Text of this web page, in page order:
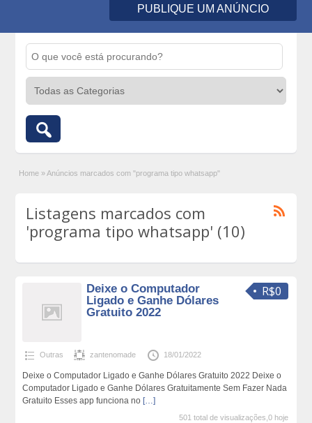
PUBLIQUE UM ANÚNCIO
Home » Anúncios marcados com "programa tipo whatsapp"
Listagens marcados com
'programa tipo whatsapp' (10)
R$0
Deixe o Computador
Ligado e Ganhe Dólares
Gratuito 2022
Outras zantenomade 18/01/2022
Deixe o Computador Ligado e Ganhe Dólares Gratuito 2022 Deixe o
Computador Ligado e Ganhe Dólares Gratuitamente Sem Fazer Nada
Gratuito Esses app funciona no […]
501 total de visualizações,0 hoje